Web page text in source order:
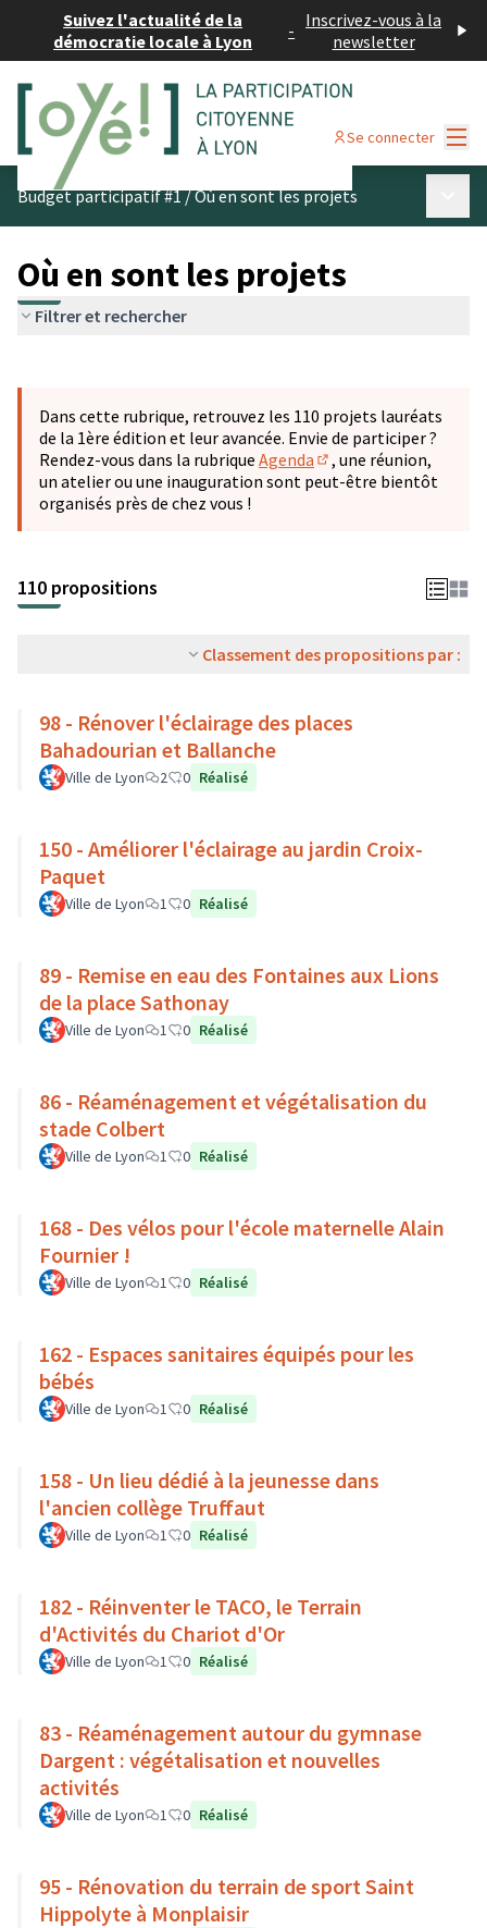
Suivez l'actualité de la
démocratie locale à Lyon
- Inscrivez-vous à la
newsletter
Se connecter
Budget participatif #1/Où en sont les projets
Où en sont les projets
Filtrer et rechercher
−
Dans cette rubrique, retrouvez les 110 projets lauréats
de la 1ère édition et leur avancée. Envie de participer ?
Rendez-vous dans la rubrique Agenda
(S'ouvre dans un
, une réunion,
un atelier ou une inauguration sont peut-être bientôt
organisés près de chez vous !
110 propositions
Classement des propositions par :
98 - Rénover l'éclairage des places
Bahadourian et Ballanche
Ville de Lyon 2 0 Réalisé
150 - Améliorer l'éclairage au jardin Croix-
Paquet
Ville de Lyon 1 0 Réalisé
89 - Remise en eau des Fontaines aux Lions
de la place Sathonay
Ville de Lyon 1 0 Réalisé
86 - Réaménagement et végétalisation du
stade Colbert
Ville de Lyon 1 0 Réalisé
168 - Des vélos pour l'école maternelle Alain
Fournier !
Ville de Lyon 1 0 Réalisé
162 - Espaces sanitaires équipés pour les
bébés
Ville de Lyon 1 0 Réalisé
158 - Un lieu dédié à la jeunesse dans
l'ancien collège Truffaut
Ville de Lyon 1 0 Réalisé
182 - Réinventer le TACO, le Terrain
d'Activités du Chariot d'Or
Ville de Lyon 1 0 Réalisé
83 - Réaménagement autour du gymnase
Dargent : végétalisation et nouvelles
activités
Ville de Lyon 1 0 Réalisé
95 - Rénovation du terrain de sport Saint
Hippolyte à Monplaisir